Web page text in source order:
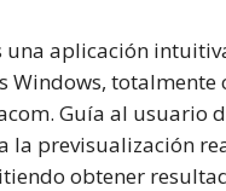
una aplicación
Windows, totalmente
Guía al usuario
la previsualización
obtener